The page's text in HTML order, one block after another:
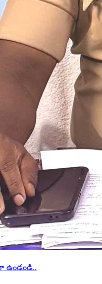
ఉండండి..